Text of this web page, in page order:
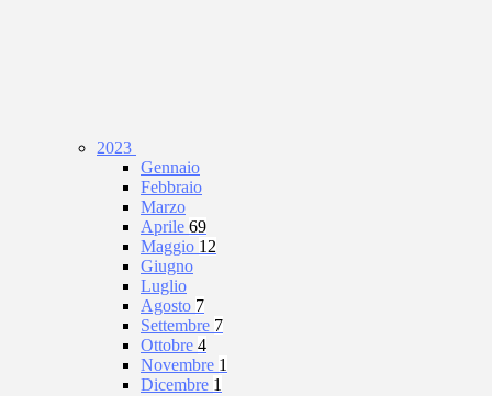
2023
Gennaio
Febbraio
Marzo
Aprile 69
Maggio 12
Giugno
Luglio
Agosto 7
Settembre 7
Ottobre 4
Novembre 1
Dicembre 1